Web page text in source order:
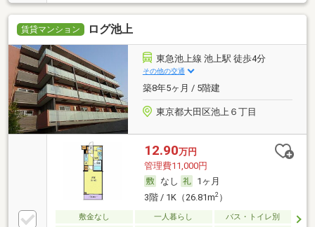
賃貸マンション ログ池上
東急池上線 池上駅 徒歩4分
その他の交通
築8年5ヶ月 / 5階建
東京都大田区池上６丁目
12.90万円
管理費11,000円
なし
1ヶ月
3階 / 1K（26.81m2）
敷金なし 一人暮らし バス・トイレ別